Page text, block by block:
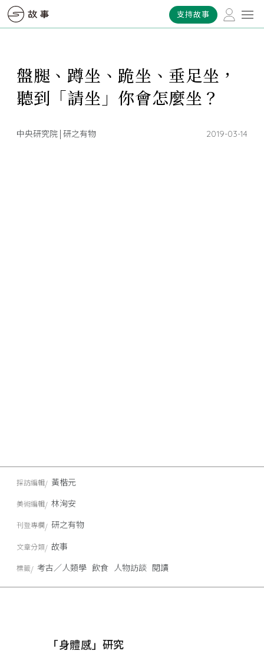
支持故事
盤腿、蹲坐、跪坐、垂足坐，
聽到「請坐」你會怎麼坐？
中央研究院 | 研之有物 2019-03-14
「身體感」研究
採訪編輯 黃楷元
美術編輯 林洵安
刊登專欄 研之有物
文章分類 故事
標籤 考古／人類學 飲食 人物訪談 閱讀